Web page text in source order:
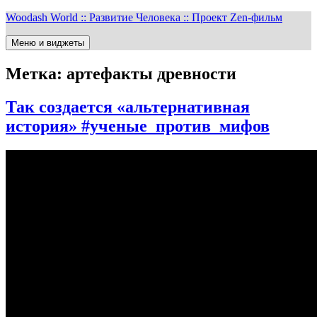
Перейти
содержимому
Woodash World :: Развитие Человека :: Проект Zen-фильм
Меню и виджеты
Метка: артефакты древности
Так создается «альтернативная
история» #ученые_против_мифов